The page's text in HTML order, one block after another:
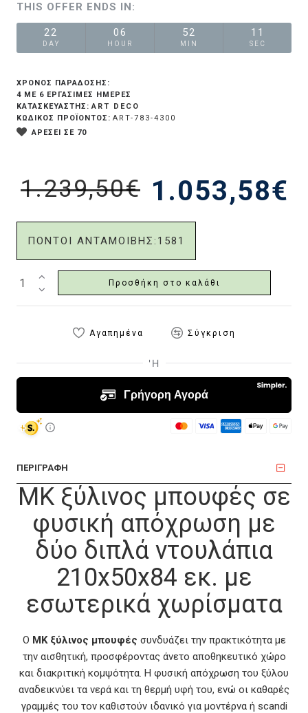
THIS OFFER ENDS IN:
22
DAY
06
HOUR
52
MIN
11
SEC
1.053,58€
1.239,50€
ΠΟΝΤΟΙ ΑΝΤΑΜΟΙΒΗΣ: 1581
ΧΡΟΝΟΣ ΠΑΡΑΔΟΣΗΣ:
4 ΜΕ 6 ΕΡΓΆΣΙΜΕΣ ΗΜΈΡΕΣ
ΚΑΤΑΣΚΕΥΑΣΤΗΣ: ART DECO
ΚΩΔΙΚΟΣ ΠΡΟΪΟΝΤΟΣ: ART-783-4300
ΑΡΕΣΕΙ ΣΕ 70
Προσθήκη στο καλάθι
Αγαπημένα Σύγκριση
ΠΕΡΙΓΡΑΦΗ
MK ξύλινος μπουφές σε
φυσική απόχρωση με
δύο διπλά ντουλάπια
210x50x84 εκ. με
εσωτερικά χωρίσματα
Ο MK ξύλινος μπουφές συνδυάζει την πρακτικότητα με
την αισθητική, προσφέροντας άνετο αποθηκευτικό χώρο
και διακριτική κομψότητα. Η φυσική απόχρωση του ξύλου
αναδεικνύει τα νερά και τη θερμή υφή του, ενώ οι καθαρές
γραμμές του τον καθιστούν ιδανικό για μοντέρνα ή scandi